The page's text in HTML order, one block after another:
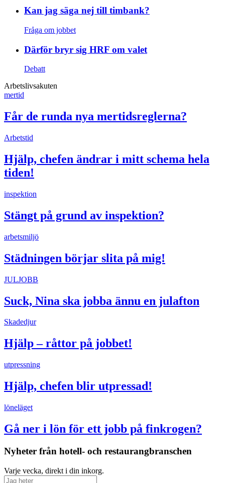
Kan jag säga nej till timbank?
Fråga om jobbet
Därför bryr sig HRF om valet
Debatt
Arbetslivsakuten
mertid
Får de runda nya mertidsreglerna?
Arbetstid
Hjälp, chefen ändrar i mitt schema hela
tiden!
inspektion
Stängt på grund av inspektion?
arbetsmiljö
Städningen börjar slita på mig!
JULJOBB
Suck, Nina ska jobba ännu en julafton
Skadedjur
Hjälp – råttor på jobbet!
utpressning
Hjälp, chefen blir utpressad!
löneläget
Gå ner i lön för ett jobb på finkrogen?
Nyheter från hotell- och restaurangbranschen
Varje vecka, direkt i din inkorg.